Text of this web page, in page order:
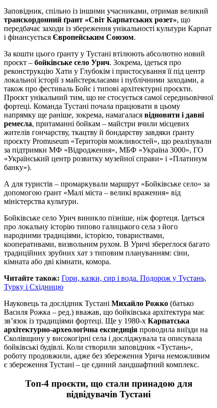
Заповідник, спільно із іншими учасниками, отримав великий
транскордонний ґрант «Світ Карпатських розет», що
передбачає заходи із збереження унікальності культури Карпат
і фінансується Європейським Союзом.
За кошти цього ґранту у Тустані втілюють абсолютно новий
проєкт – бойківське село Урич. Зокрема, ідеться про
реконструкцію Хати у Глубокім і пристосування її під центр
локальної історії з майстеркласами і публічними заходами, а
також про фестиваль Бойє і типові архітектурні проєкти.
Проєкт унікальний тим, що не стосується самої середньовічної
фортеці. Команда Тустані почала працювати в цьому
напрямку ще раніше, зокрема, намагалася відновити і давні
ремесла, притаманні бойкам – майстри вчили місцевих
жителів гончарству, ткацтву й бондарству завдяки ґранту
проєкту Promuseum «Територія можливостей», що реалізували
за підтримки МФ «Відродження», МБФ «Україна 3000», ГО
«Український центр розвитку музейної справи» і «Платинум
банку»).
А для туристів – промаркували маршрут «Бойківське село» за
допомогою ґрант «Малі міста – великі враження» від
міністерства культури.
Бойківське село Урич виникло пізніше, ніж фортеця. Ідеться
про локальну історію типово галицького села з його
народними традиціями, історією, товариствами,
кооперативами, визвольним рухом. В Уричі збереглося багато
традиційних зрубних хат з типовим плануванням: сіни,
кімната або дві кімнати, комора.
Читайте також: Гори, казки, сир і вода. Подорож у Тустань,
Турку і Східницю
Науковець та дослідник Тустані Михайло Рожко (батько
Василя Рожка – ред.) вважав, що бойківська архітектура має
зв’язок із традиціями фортеці. Ще у 1980-х Карпатська
архітектурно-археологічна експедиція проводила виїзди на
Сколівщину у високогірні села і досліджувала та описувала
бойківські будівлі. Коли створили заповідник «Тустань»,
роботу продовжили, адже без збереження Урича неможливим
є збереження Тустані – це єдиний ландшафтний комплекс.
Топ-4 проєкти, що стали принадою для
відвідувачів Тустані